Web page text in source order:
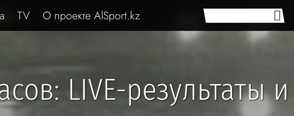
TV О проекте AlSport.kz
LIVE-результаты и